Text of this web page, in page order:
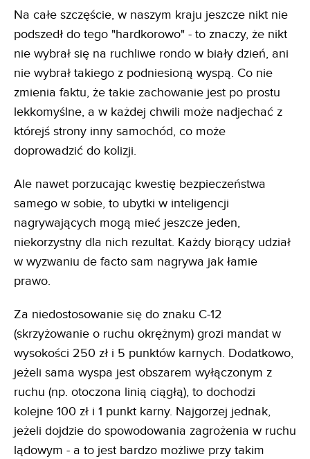
Na całe szczęście, w naszym kraju jeszcze nikt nie
podszedł do tego "hardkorowo" - to znaczy, że nikt
nie wybrał się na ruchliwe rondo w biały dzień, ani
nie wybrał takiego z podniesioną wyspą. Co nie
zmienia faktu, że takie zachowanie jest po prostu
lekkomyślne, a w każdej chwili może nadjechać z
którejś strony inny samochód, co może
doprowadzić do kolizji.
Ale nawet porzucając kwestię bezpieczeństwa
samego w sobie, to ubytki w inteligencji
nagrywających mogą mieć jeszcze jeden,
niekorzystny dla nich rezultat. Każdy biorący udział
w wyzwaniu de facto sam nagrywa jak łamie
prawo.
Za niedostosowanie się do znaku C-12
(skrzyżowanie o ruchu okrężnym) grozi mandat w
wysokości 250 zł i 5 punktów karnych. Dodatkowo,
jeżeli sama wyspa jest obszarem wyłączonym z
ruchu (np. otoczona linią ciągłą), to dochodzi
kolejne 100 zł i 1 punkt karny. Najgorzej jednak,
jeżeli dojdzie do spowodowania zagrożenia w ruchu
lądowym - a to jest bardzo możliwe przy takim